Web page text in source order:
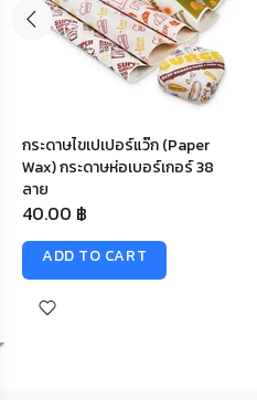
กระดาษไขเปเปอร์แว๊ก (Paper
Wax) กระดาษห่อเบอร์เกอร์ 38
ลาย
40.00 ฿
ADD TO CART